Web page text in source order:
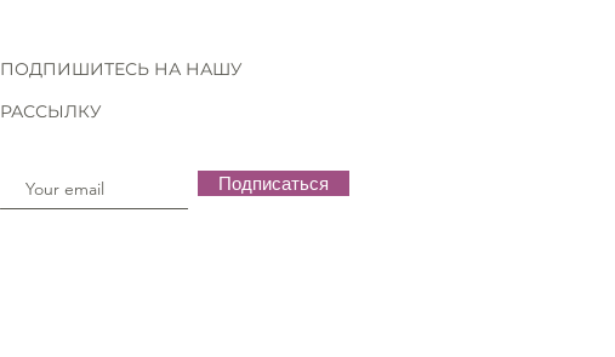
ПОДПИШИТЕСЬ НА НАШУ
РАССЫЛКУ
Подписаться